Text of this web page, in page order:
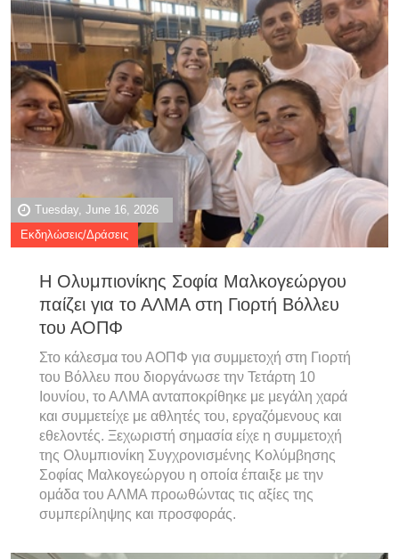
Tuesday, June 16, 2026
Εκδηλώσεις/Δράσεις
Η Ολυμπιονίκης Σοφία Μαλκογεώργου
παίζει για το ΑΛΜΑ στη Γιορτή Βόλλευ
του ΑΟΠΦ
Στο κάλεσμα του ΑΟΠΦ για συμμετοχή στη Γιορτή
του Βόλλευ που διοργάνωσε την Τετάρτη 10
Ιουνίου, το ΑΛΜΑ ανταποκρίθηκε με μεγάλη χαρά
και συμμετείχε με αθλητές του, εργαζόμενους και
εθελοντές. Ξεχωριστή σημασία είχε η συμμετοχή
της Ολυμπιονίκη Συγχρονισμένης Κολύμβησης
Σοφίας Μαλκογεώργου η οποία έπαιξε με την
ομάδα του ΑΛΜΑ προωθώντας τις αξίες της
συμπερίληψης και προσφοράς.